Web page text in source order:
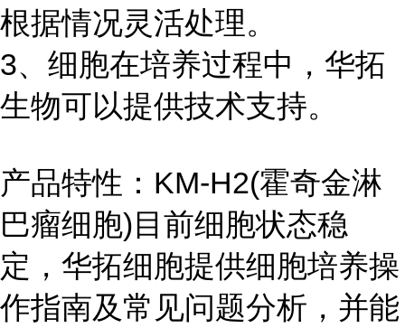
根据情况灵活处理。
3、细胞在培养过程中，华拓
生物可以提供技术支持。
产品特性：KM-H2(霍奇金淋
巴瘤细胞)目前细胞状态稳
定，华拓细胞提供细胞培养操
作指南及常见问题分析，并能